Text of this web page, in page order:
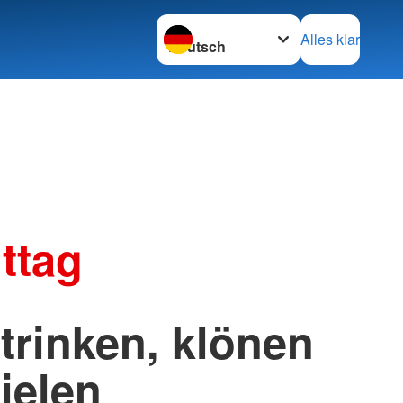
Sprache wechseln zu
Alles klar
klönen